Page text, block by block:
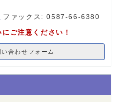
ファックス: 0587-66-6380
ご注意ください！
い合わせフォーム